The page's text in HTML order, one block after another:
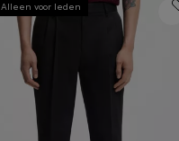
Alleen voor leden